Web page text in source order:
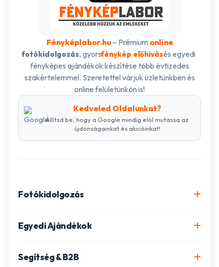
Fényképlabor.hu– Prémium online
fotókidolgozás, gyorsfénykép előhívásés egyedi
fényképes ajándékok készítése több évtizedes
szakértelemmel. Szeretettel várjuk üzletünkben és
online felületünkön is!
Kedveled Oldalunkat?
Állítsd be, hogy a Google mindig elöl mutassa az
újdonságainkat és akcióinkat!
Fotókidolgozás
Igazolványkép készítés
Egyedi Ajándékok
Segítség & B2B